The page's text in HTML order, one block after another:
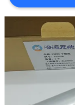
ツ
品